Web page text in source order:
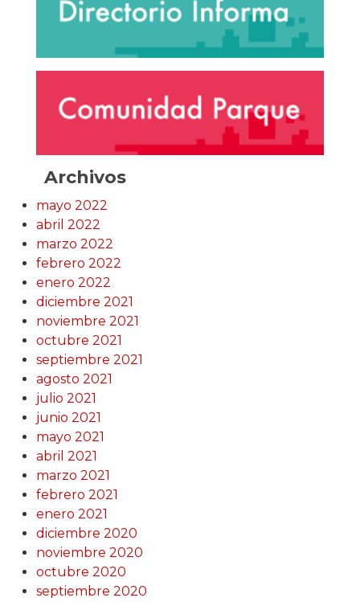
Archivos
mayo 2022
abril 2022
marzo 2022
febrero 2022
enero 2022
diciembre 2021
noviembre 2021
octubre 2021
septiembre 2021
agosto 2021
julio 2021
junio 2021
mayo 2021
abril 2021
marzo 2021
febrero 2021
enero 2021
diciembre 2020
noviembre 2020
octubre 2020
septiembre 2020